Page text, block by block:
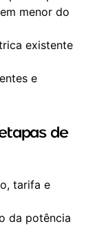
menor do
existente
e
de
tarifa e
da potência